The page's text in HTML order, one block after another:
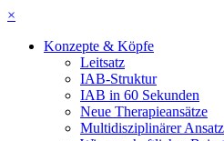
×
Konzepte & Köpfe
Leitsatz
IAB-Struktur
IAB in 60 Sekunden
Neue Therapieansätze
Multidisziplinärer Ansatz